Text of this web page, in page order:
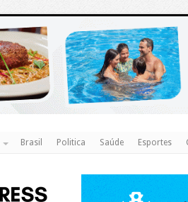
Brasil Politica Saúde Esportes